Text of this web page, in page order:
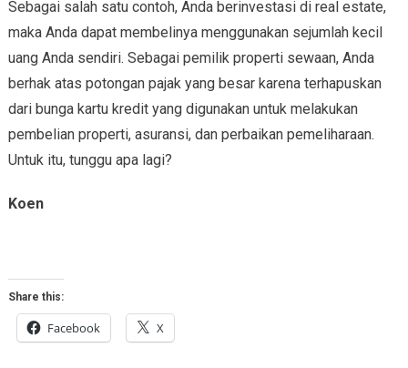
Sebagai salah satu contoh, Anda berinvestasi di real estate,
maka Anda dapat membelinya menggunakan sejumlah kecil
uang Anda sendiri. Sebagai pemilik properti sewaan, Anda
berhak atas potongan pajak yang besar karena terhapuskan
dari bunga kartu kredit yang digunakan untuk melakukan
pembelian properti, asuransi, dan perbaikan pemeliharaan.
Untuk itu, tunggu apa lagi?
Koen
Share this:
Facebook X